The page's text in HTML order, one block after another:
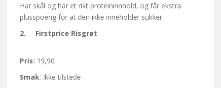
Har skål og har et rikt proteininnhold, og får ekstra
plusspoeng for at den ikke inneholder sukker.
2. Firstprice Risgrøt
Pris: 19,90
Smak: Ikke tilstede